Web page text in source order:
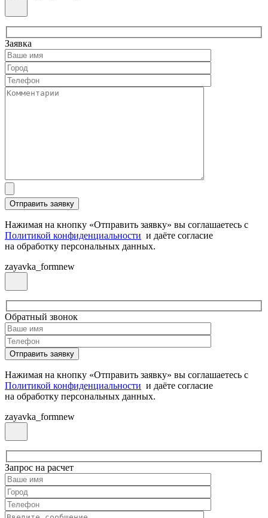
Заявка
Нажимая на кнопку «Отправить заявку» вы соглашаетесь с
Политикой конфиденциальности и даёте согласие
на обработку персональных данных.
zayavka_formnew
Обратный звонок
Нажимая на кнопку «Отправить заявку» вы соглашаетесь с
Политикой конфиденциальности и даёте согласие
на обработку персональных данных.
zayavka_formnew
Запрос на расчет